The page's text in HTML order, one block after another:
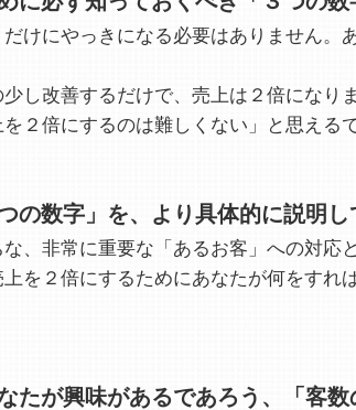
けにやっきになる必要はありません。
少し改善するだけで、売上は２倍になり
２倍にするのは難しくない」と思える
の数字」を、より具体的に説明し
、非常に重要な「あるお客」への対応
を２倍にするためにあなたが何をすれ
たが興味があるであろう、「客